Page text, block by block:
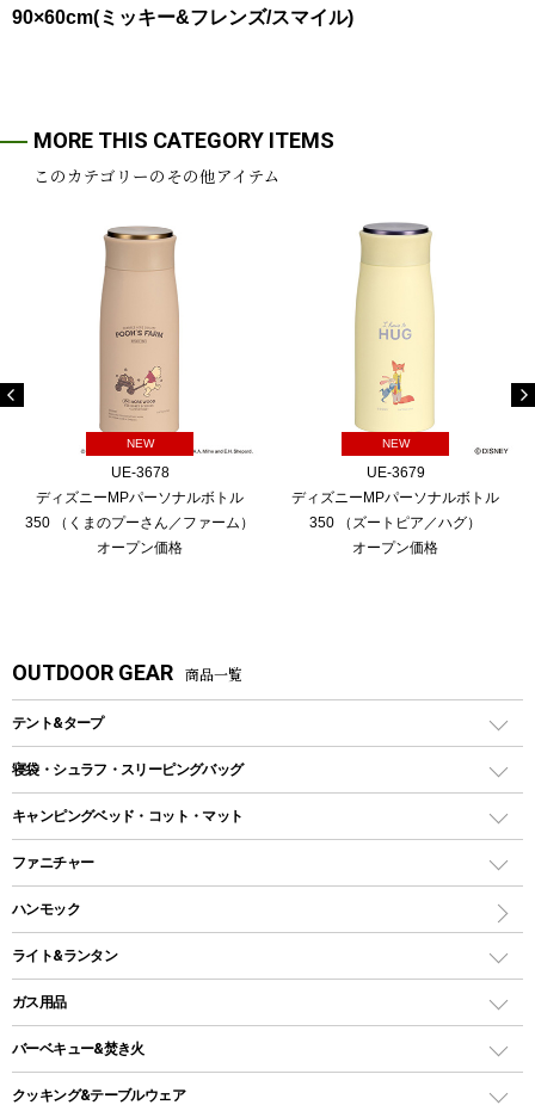
90×60cm(ミッキー&フレンズ/スマイル)
MORE THIS CATEGORY ITEMS
このカテゴリーのその他アイテム
NEW
UE-3678
ディズニーMPパーソナルボトル
350 （くまのプーさん／ファーム）
オープン価格
NEW
UE-3679
ディズニーMPパーソナルボトル
350 （ズートピア／ハグ）
オープン価格
OUTDOOR GEAR 商品一覧
テント&タープ
テント
ツールームテント
ワンポールテント
シェルターテント
ロッジ型・オリジナルテント
タープ
寝袋・シュラフ・スリーピングバッグ
レクタングラー型（封筒型）シュラフ
インナーシュラフ
キャンピングベッド・コット・マット
キャンピングベッド・コット
インフレータブルマット
ファニチャー
アウトドアテーブル
レジャーシート
ハンモック
ライト&ランタン
LEDランタン
ガスランタン
オイルランタン
ガス用品
ガスバーナー
バーベキュー&焚き火
バーベキューコンロ、グリル
クッキング&テーブルウェア